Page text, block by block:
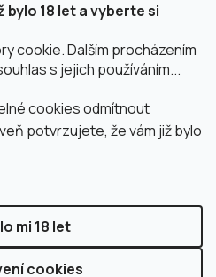
bylo 18 let a vyberte si
cookie. Dalším procházením
s jejich používáním...
cookies odmítnout
potvrzujete, že vám již bylo
mi 18 let
cookies